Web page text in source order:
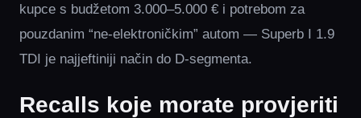
kupce s budžetom 3.000–5.000 € i potrebom za
pouzdanim “ne-elektroničkim” autom — Superb I 1.9
TDI je najjeftiniji način do D-segmenta.
Recalls koje morate provjeriti